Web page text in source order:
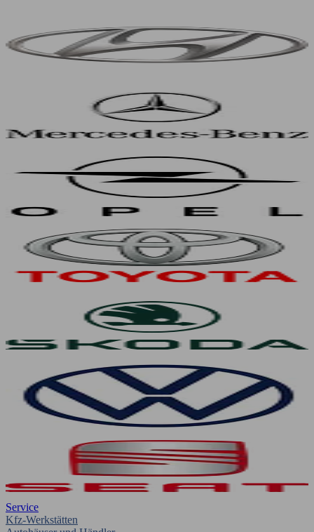
Service
Kfz-Werkstätten